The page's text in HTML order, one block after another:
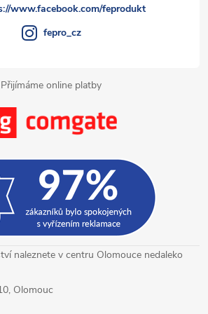
Přijímáme online platby
www.facebook.com/feprodukt
fepro_cz
naleznete v centru Olomouce nedaleko
Olomouc